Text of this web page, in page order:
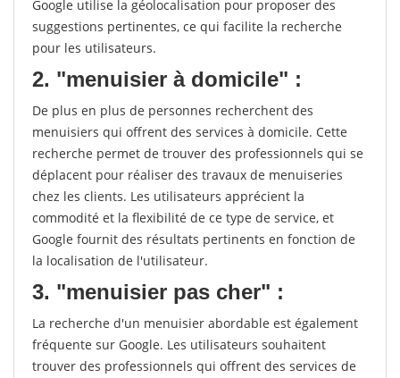
Google utilise la géolocalisation pour proposer des
suggestions pertinentes, ce qui facilite la recherche
pour les utilisateurs.
2. "menuisier à domicile" :
De plus en plus de personnes recherchent des
menuisiers qui offrent des services à domicile. Cette
recherche permet de trouver des professionnels qui se
déplacent pour réaliser des travaux de menuiseries
chez les clients. Les utilisateurs apprécient la
commodité et la flexibilité de ce type de service, et
Google fournit des résultats pertinents en fonction de
la localisation de l'utilisateur.
3. "menuisier pas cher" :
La recherche d'un menuisier abordable est également
fréquente sur Google. Les utilisateurs souhaitent
trouver des professionnels qui offrent des services de